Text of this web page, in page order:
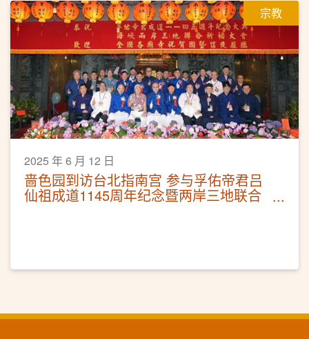
宗教
2025 年 6 月 12 日
啬色园到访台北指南宫 参与孚佑帝君吕
仙祖成道1145周年纪念暨两岸三地联合